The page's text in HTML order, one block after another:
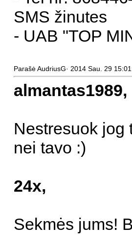
SMS žinutes
- UAB "TOP
Parašė AudriusG· 2014 Sau. 29
almantas1989,
Nestresuok jog
nei tavo :)
24x,
Sekmės jums!